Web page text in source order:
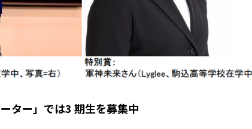
ター」では3 期生を募集中